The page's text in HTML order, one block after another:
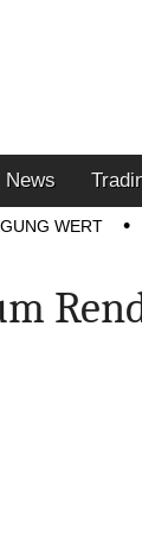
News
WERT